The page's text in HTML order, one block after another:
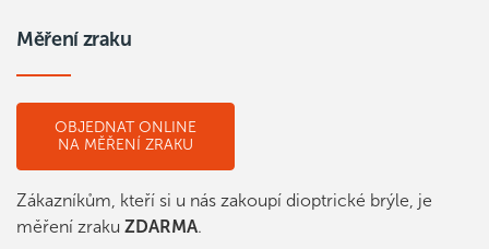
Měření zraku
OBJEDNAT ONLINE
NA MĚŘENÍ ZRAKU
Zákazníkům, kteří si u nás zakoupí dioptrické brýle, je
měření zraku ZDARMA.